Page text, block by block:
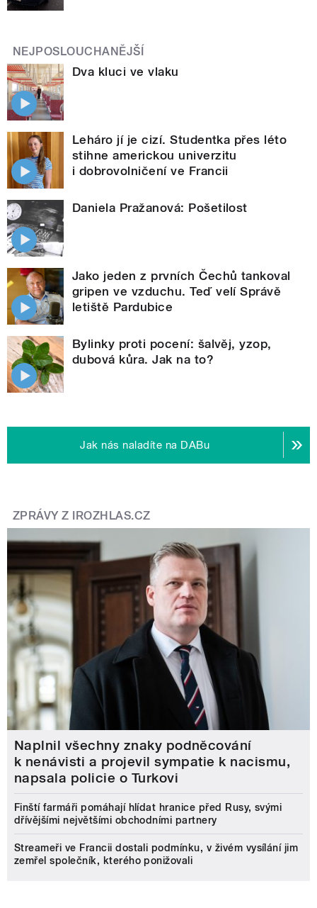
NEJPOSLOUCHANĚJŠÍ
Dva kluci ve vlaku
Leháro jí je cizí. Studentka přes léto
stihne americkou univerzitu
i dobrovolničení ve Francii
Daniela Pražanová: Pošetilost
Jako jeden z prvních Čechů tankoval
gripen ve vzduchu. Teď velí Správě
letiště Pardubice
Bylinky proti pocení: šalvěj, yzop,
dubová kůra. Jak na to?
Jak nás naladíte na DABu
ZPRÁVY Z IROZHLAS.CZ
Naplnil všechny znaky podněcování
k nenávisti a projevil sympatie k nacismu,
napsala policie o Turkovi
Finští farmáři pomáhají hlídat hranice před Rusy, svými
dřívějšími největšími obchodními partnery
Streameři ve Francii dostali podmínku, v živém vysílání jim
zemřel společník, kterého ponižovali